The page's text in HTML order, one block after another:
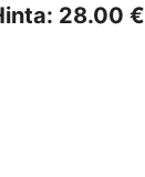
28.00 €